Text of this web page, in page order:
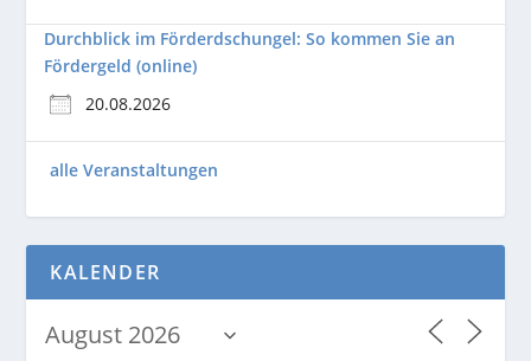
Durchblick im Förderdschungel: So kommen Sie an
Fördergeld (online)
20.08.2026
alle Veranstaltungen
KALENDER